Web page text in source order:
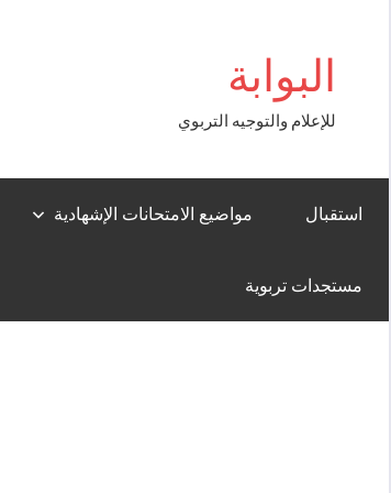
البوابة
للإعلام والتوجيه التربوي
استقبال مواضيع الامتحانات الإشهادية
مستجدات تربوية